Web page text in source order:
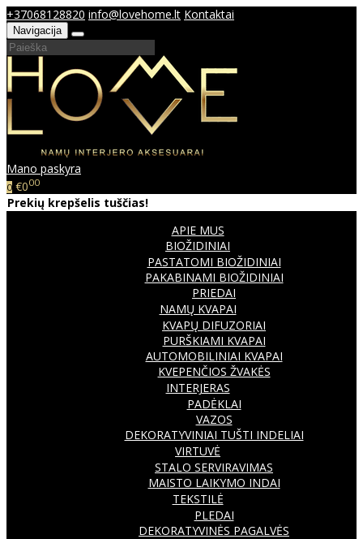
+37068128820 info@lovehome.lt Kontaktai
Navigacija
Mano paskyra
0 €000
Prekių krepšelis tuščias!
APIE MUS
BIOŽIDINIAI
PASTATOMI BIOŽIDINIAI
PAKABINAMI BIOŽIDINIAI
PRIEDAI
NAMŲ KVAPAI
KVAPŲ DIFUZORIAI
PURŠKIAMI KVAPAI
AUTOMOBILINIAI KVAPAI
KVEPENČIOS ŽVAKĖS
INTERJERAS
PADĖKLAI
VAZOS
DEKORATYVINIAI TUŠTI INDELIAI
VIRTUVĖ
STALO SERVIRAVIMAS
MAISTO LAIKYMO INDAI
TEKSTILĖ
PLEDAI
DEKORATYVINĖS PAGALVĖS